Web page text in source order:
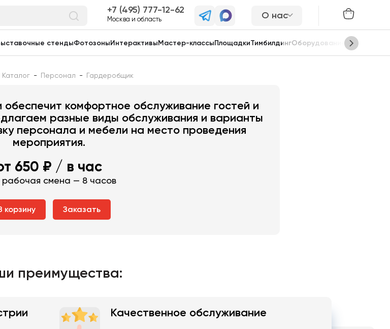
7 (495) 777-12-62
Москва и область О нас
стендыФотозоны Интерактивы Мастер-классы ПлощадкиТимбилдингОборудование Сцены
Каталог - Персонал - Гардеробщик
комфортное обслуживание гостей и
разные виды обслуживания и варианты
персонала и мебели на место проведения
мероприятия.
650 ₽ / в час
рабочая смена — 8 часов
корзину Заказать
преимущества:
Качественное обслуживание